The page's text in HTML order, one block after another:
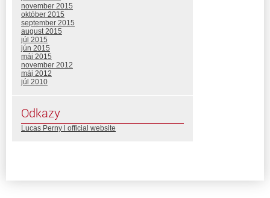
november 2015
október 2015
september 2015
august 2015
júl 2015
jún 2015
máj 2015
november 2012
máj 2012
júl 2010
Odkazy
Lucas Perny l official website